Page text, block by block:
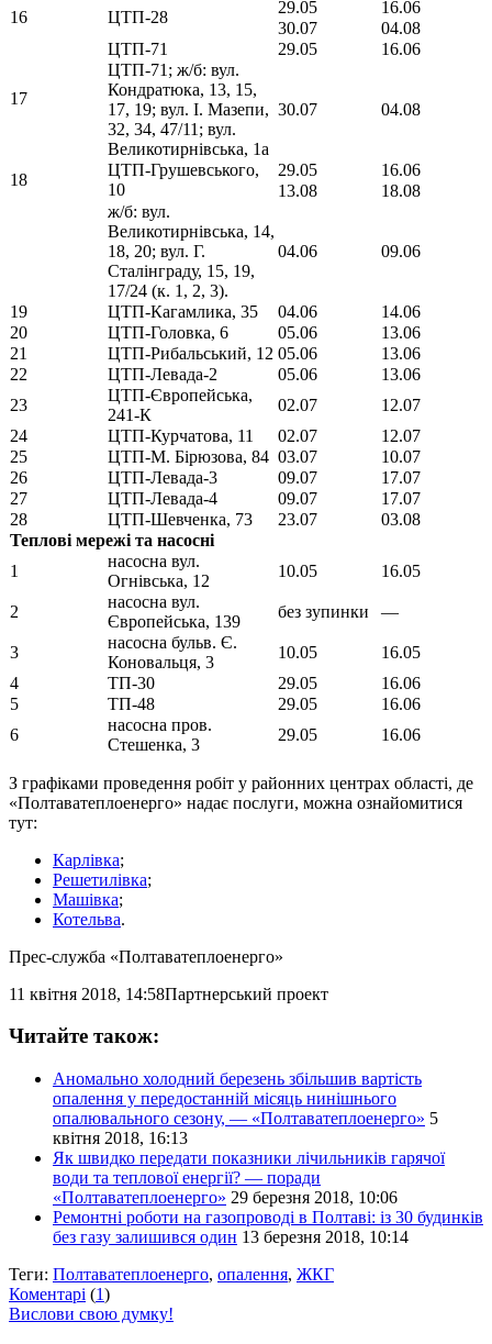
16 ЦТП-28
29.05
16.06
30.07
04.08
17
ЦТП-71 29.05
16.06
ЦТП-71; ж/б: вул.
Кондратюка, 13, 15,
17, 19; вул. І. Мазепи,
32, 34, 47/11; вул.
Великотирнівська, 1а
30.07 04.08
18
ЦТП-Грушевського,
10
29.05
16.06
13.08
18.08
ж/б: вул.
Великотирнівська, 14,
18, 20; вул. Г.
Сталінграду, 15, 19,
17/24 (к. 1, 2, 3).
04.06 09.06
19 ЦТП-Кагамлика, 35 04.06
14.06
20
ЦТП-Головка, 6 05.06
13.06
21
ЦТП-Рибальський, 12 05.06
13.06
22
ЦТП-Левада-2 05.06
13.06
23
ЦТП-Європейська,
241-К
02.07
12.07
24
ЦТП-Курчатова, 11 02.07
12.07
25
ЦТП-М. Бірюзова, 84 03.07
10.07
26
ЦТП-Левада-3 09.07
17.07
27
ЦТП-Левада-4 09.07
17.07
28
ЦТП-Шевченка, 73 23.07
03.08
Теплові мережі та насосні
1
насосна вул.
Огнівська, 12
10.05 16.05
2
насосна вул.
Європейська, 139
без зупинки —
3
насосна бульв. Є.
Коновальця, 3
10.05
16.05
4
ТП-30 29.05
16.06
5
ТП-48 29.05
16.06
6
насосна пров.
Стешенка, 3
29.05 16.06
З графіками проведення робіт у районних центрах області, де
«Полтаватеплоенерго» надає послуги, можна ознайомитися
тут:
Карлівка;
Решетилівка;
Машівка;
Котельва.
Прес-служба «Полтаватеплоенерго»
11 квітня 2018, 14:58Партнерський проект
Читайте також:
Аномально холодний березень збільшив вартість
опалення у передостанній місяць нинішнього
опалювального сезону, — «Полтаватеплоенерго» 5
квітня 2018, 16:13
Як швидко передати показники лічильників гарячої
води та теплової енергії? — поради
«Полтаватеплоенерго» 29 березня 2018, 10:06
Ремонтні роботи на газопроводі в Полтаві: із 30 будинків
без газу залишився один 13 березня 2018, 10:14
Теги: Полтаватеплоенерго, опалення, ЖКГ
Коментарі (1)
Вислови свою думку!